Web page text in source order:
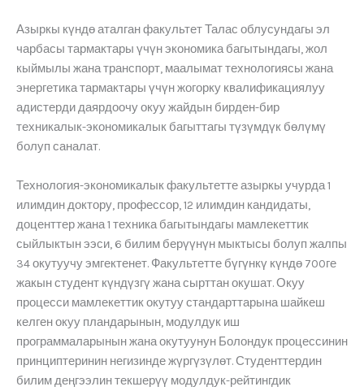
Азыркы күндө аталган факультет Талас облусундагы эл
чарбасы тармактары үчүн экономика багытындагы, жол
кыймылы жана транспорт, маалымат технологиясы жана
энергетика тармактары үчүн жогорку квалификациялуу
адистерди даярдоочу окуу жайдын бирден-бир
техникалык-экономикалык багыттагы түзүмдүк бөлүмү
болуп саналат.
Технология-экономикалык факультетте азыркы учурда 1
илимдин доктору, профессор, 12 илимдин кандидаты,
доценттер жана 1 техника багытындагы мамлекеттик
сыйлыктын ээси, 6 билим берүүнүн мыктысы болуп жалпы
34 окутуучу эмгектенет. Факультетте бүгүнкү күндө 700ге
жакын студент күндүзгү жана сырттан окушат. Окуу
процесси мамлекеттик окутуу стандарттарына шайкеш
келген окуу пландарынын, модулдук иш
программаларынын жана окутуунун Болондук процессинин
принциптеринин негизинде жүргүзүлөт. Студенттердин
билим деңгээлин текшерүү модулдук-рейтингдик